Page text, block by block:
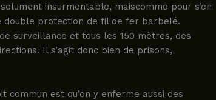
insurmontable, maiscomme pour s’en
double protection de fil de fer barbelé.
surveillance et tous les 150 mètres, des
Il s’agit donc bien de prisons,
est qu’on y enferme aussi des